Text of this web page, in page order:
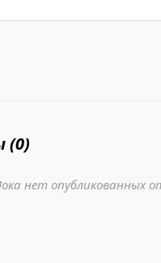
(0)
нет опубликованных